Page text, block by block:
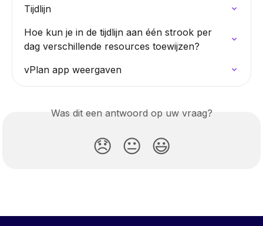
Tijdlijn
Hoe kun je in de tijdlijn aan één strook per
dag verschillende resources toewijzen?
vPlan app weergaven
Was dit een antwoord op uw vraag?
😞 😐 😃